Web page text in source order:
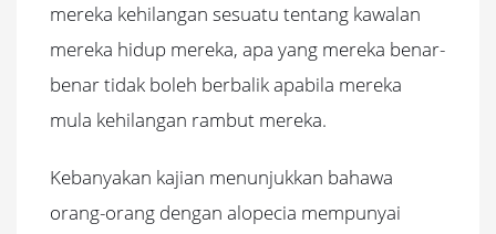
mereka kehilangan sesuatu tentang kawalan
mereka hidup mereka, apa yang mereka benar-
benar tidak boleh berbalik apabila mereka
mula kehilangan rambut mereka.
Kebanyakan kajian menunjukkan bahawa
orang-orang dengan alopecia mempunyai